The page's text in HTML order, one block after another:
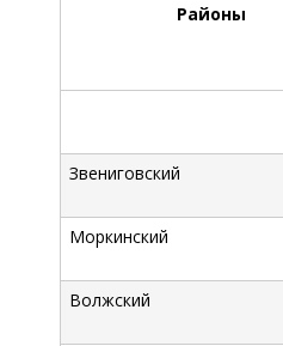
Районы
Звениговский
Моркинский
Волжский